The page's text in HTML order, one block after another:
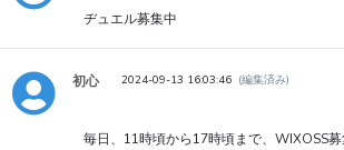
ヂュエル募集中
初心 2024-09-13 16:03:46 (編集済み)
毎日、11時頃から17時頃まで、WIXOSS